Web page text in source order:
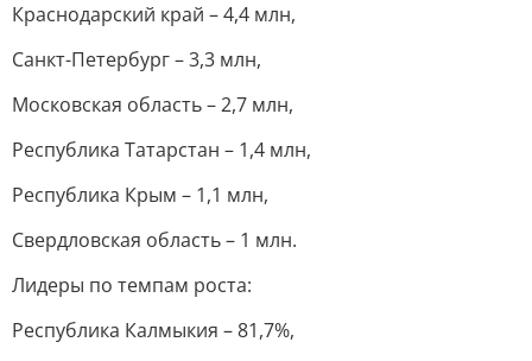
Краснодарский край – 4,4 млн,
Санкт-Петербург – 3,3 млн,
Московская область – 2,7 млн,
Республика Татарстан – 1,4 млн,
Республика Крым – 1,1 млн,
Свердловская область – 1 млн.
Лидеры по темпам роста:
Республика Калмыкия – 81,7%,